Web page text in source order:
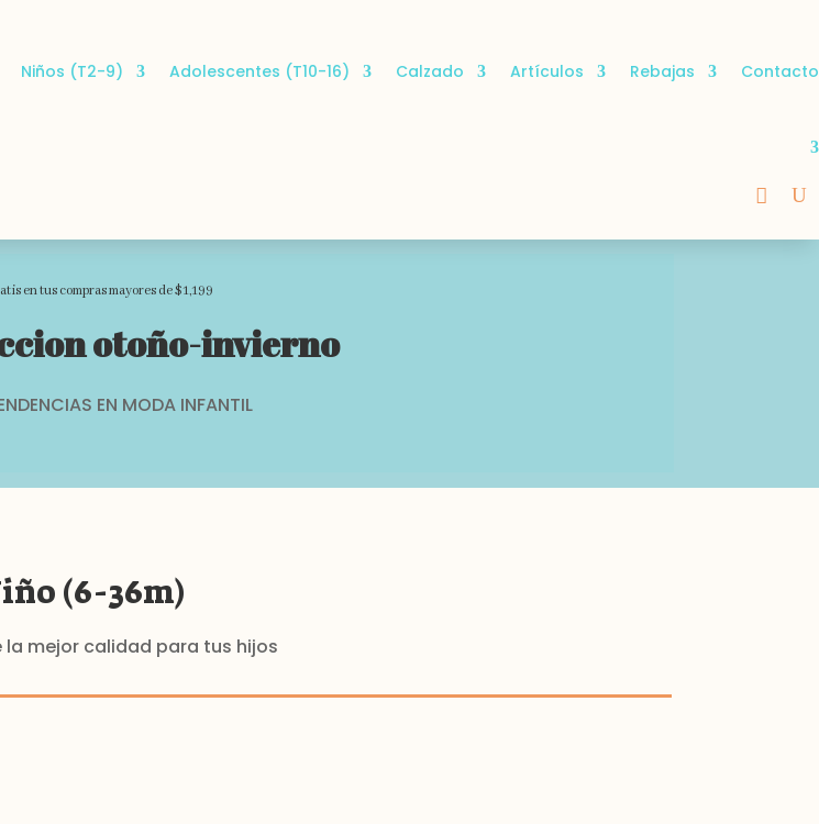
Niños (T2-9) Adolescentes (T10-16) Calzado Artículos Rebajas Contacto
en tus compras mayores de $1,199
otoño-invierno
EN MODA INFANTIL
(6-36m)
la mejor calidad para tus hijos